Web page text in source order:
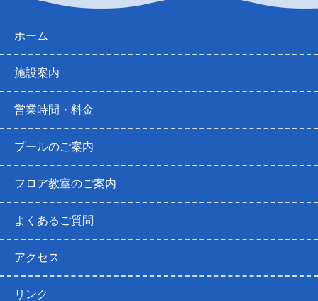
ホーム
施設案内
営業時間・料金
プールのご案内
フロア教室のご案内
よくあるご質問
アクセス
リンク